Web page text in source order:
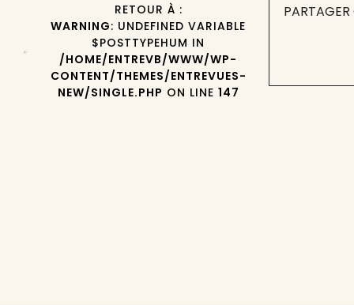
RETOUR À :
WARNING: UNDEFINED VARIABLE
$POSTTYPEHUM IN
/HOME/ENTREVB/WWW/WP-
CONTENT/THEMES/ENTREVUES-
NEW/SINGLE.PHP ON LINE 147